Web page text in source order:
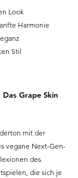
Look
Harmonie
Stil
Grape Skin
mit der
vegane Next-Gen-
des
die sich je